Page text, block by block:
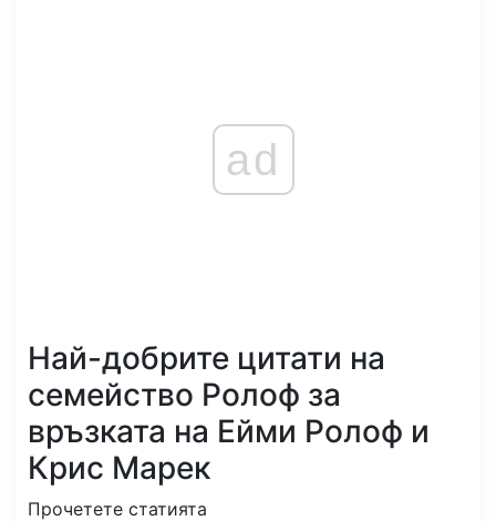
ad
Най-добрите цитати на
семейство Ролоф за
връзката на Ейми Ролоф и
Крис Марек
Прочетете статията